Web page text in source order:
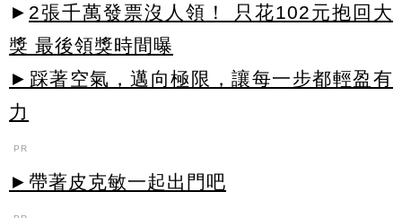
► 2張千萬發票沒人領！ 只花102元抱回大
獎 最後領獎時間曝
►踩著空氣，邁向極限，讓每一步都輕盈有
力
PR
►帶著皮克敏一起出門吧